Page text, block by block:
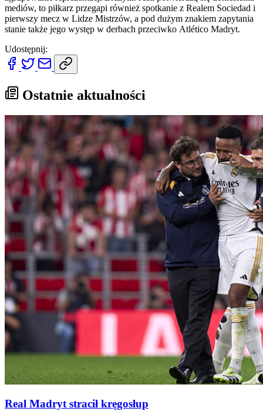
mediów, to piłkarz przegapi również spotkanie z Realem Sociedad i
pierwszy mecz w Lidze Mistrzów, a pod dużym znakiem zapytania
stanie także jego występ w derbach przeciwko Atlético Madryt.
Udostępnij:
Ostatnie aktualności
Real Madryt stracił kręgosłup